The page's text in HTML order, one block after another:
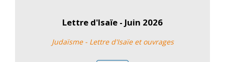
Lettre d'Isaïe - Juin 2026
Judaïsme - Lettre d'Isaïe et ouvrages